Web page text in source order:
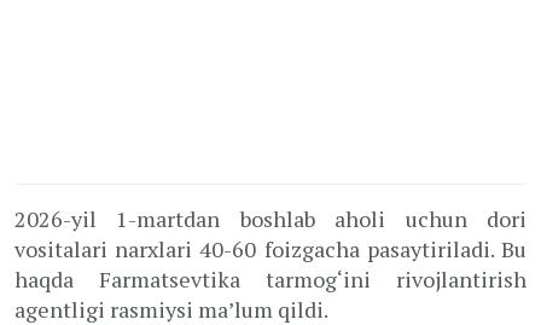
2026-yil 1-martdan boshlab aholi uchun dori
vositalari narxlari 40-60 foizgacha pasaytiriladi. Bu
haqda Farmatsevtika tarmog‘ini rivojlantirish
agentligi rasmiysi ma’lum qildi.